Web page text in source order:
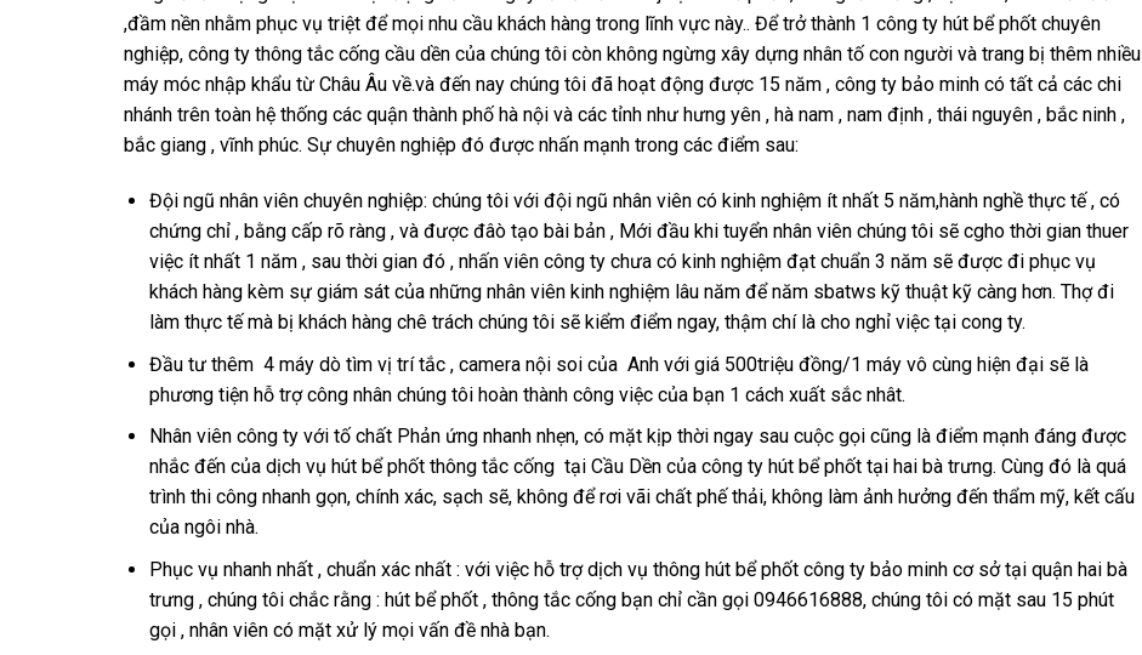
,đầm nền nhằm phục vụ triệt để mọi nhu cầu khách hàng trong lĩnh vực này.. Để trở thành 1 công ty hút bể phốt chuyên
nghiệp, công ty thông tắc cống cầu dền của chúng tôi còn không ngừng xây dựng nhân tố con người và trang bị thêm nhiều
máy móc nhập khẩu từ Châu Âu về.và đến nay chúng tôi đã hoạt động được 15 năm , công ty bảo minh có tất cả các chi
nhánh trên toàn hệ thống các quận thành phố hà nội và các tỉnh như hưng yên , hà nam , nam định , thái nguyên , bắc ninh ,
bắc giang , vĩnh phúc. Sự chuyên nghiệp đó được nhấn mạnh trong các điểm sau:
Đội ngũ nhân viên chuyên nghiệp: chúng tôi với đội ngũ nhân viên có kinh nghiệm ít nhất 5 năm,hành nghề thực tế , có
chứng chỉ , bằng cấp rõ ràng , và được đâò tạo bài bản , Mới đầu khi tuyển nhân viên chúng tôi sẽ cgho thời gian thuer
việc ít nhất 1 năm , sau thời gian đó , nhấn viên công ty chưa có kinh nghiệm đạt chuẩn 3 năm sẽ được đi phục vụ
khách hàng kèm sự giám sát của những nhân viên kinh nghiệm lâu năm để năm sbatws kỹ thuật kỹ càng hơn. Thợ đi
làm thực tế mà bị khách hàng chê trách chúng tôi sẽ kiểm điểm ngay, thậm chí là cho nghỉ việc tại cong ty.
Đầu tư thêm 4 máy dò tìm vị trí tắc , camera nội soi của Anh với giá 500triệu đồng/1 máy vô cùng hiện đại sẽ là
phương tiện hỗ trợ công nhân chúng tôi hoàn thành công việc của bạn 1 cách xuất sắc nhât.
Nhân viên công ty với tố chất Phản ứng nhanh nhẹn, có mặt kịp thời ngay sau cuộc gọi cũng là điểm mạnh đáng được
nhắc đến của dịch vụ hút bể phốt thông tắc cống tại Cầu Dền của công ty hút bể phốt tại hai bà trưng. Cùng đó là quá
trình thi công nhanh gọn, chính xác, sạch sẽ, không để rơi vãi chất phế thải, không làm ảnh hưởng đến thẩm mỹ, kết cấu
của ngôi nhà.
Phục vụ nhanh nhất , chuẩn xác nhất : với việc hỗ trợ dịch vụ thông hút bể phốt công ty bảo minh cơ sở tại quận hai bà
trưng , chúng tôi chắc rằng : hút bể phốt , thông tắc cống bạn chỉ cần gọi 0946616888, chúng tôi có mặt sau 15 phút
gọi , nhân viên có mặt xử lý mọi vấn đề nhà bạn.